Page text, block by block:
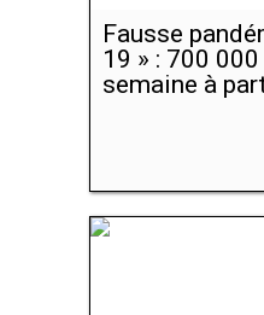
Fausse
19 » : 700
semaine à